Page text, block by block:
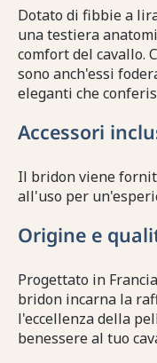
Dotato di fibbie a
una testiera
comfort del cavallo.
sono anch'essi
eleganti che
Accessori
Il bridon viene
all'uso per
Origine e
Progettato in
bridon incarna la
l'eccellenza della
benessere al tuo